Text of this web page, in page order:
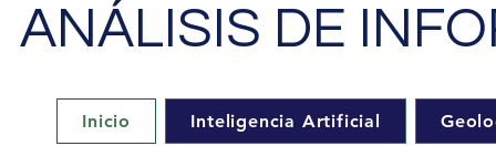
ANÁLISIS DE
Inicio Inteligencia Artificial